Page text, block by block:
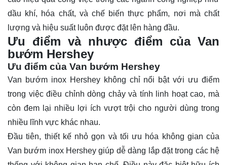
dầu khí, hóa chất, và chế biến thực phẩm, nơi mà chất
lượng và hiệu suất luôn được đặt lên hàng đầu.
Ưu điểm và nhược điểm của Van
bướm Hershey
Ưu điểm của Van bướm Hershey
Van bướm inox Hershey không chỉ nổi bật với ưu điểm
trong việc điều chỉnh dòng chảy và tính linh hoạt cao, mà
còn đem lại nhiều lợi ích vượt trội cho người dùng trong
nhiều lĩnh vực khác nhau.
Đầu tiên, thiết kế nhỏ gọn và tối ưu hóa không gian của
Van bướm inox Hershey giúp dễ dàng lắp đặt trong các hệ